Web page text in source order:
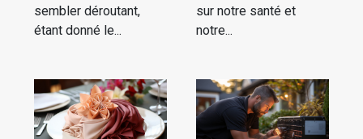
sembler déroutant,
étant donné le...
sur notre santé et
notre...